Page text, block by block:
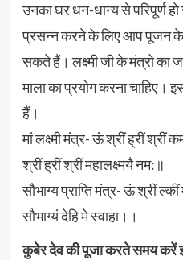
उनका घर धन-धान्य से परिपूर्ण हो
प्रसन्न करने के लिए आप पूजन के
सकते हैं। लक्ष्मी जी के मंत्रो का
माला का प्रयोग करना चाहिए।
हैं।
मां लक्ष्मी मंत्र- ऊं श्रीं ह्रीं
श्रीं ह्रीं श्रीं महालक्ष्मयै नम:॥
सौभाग्य प्राप्ति मंत्र- ऊं श्रीं ल्कीं
सौभाग्यं देहि मे स्वाहा।।
कुबेर देव की पूजा करते समय करें